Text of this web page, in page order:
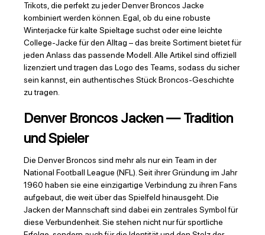
Trikots, die perfekt zu jeder Denver Broncos Jacke
kombiniert werden können. Egal, ob du eine robuste
Winterjacke für kalte Spieltage suchst oder eine leichte
College-Jacke für den Alltag – das breite Sortiment bietet für
jeden Anlass das passende Modell. Alle Artikel sind offiziell
lizenziert und tragen das Logo des Teams, sodass du sicher
sein kannst, ein authentisches Stück Broncos-Geschichte
zu tragen.
Denver Broncos Jacken — Tradition
und Spieler
Die Denver Broncos sind mehr als nur ein Team in der
National Football League (NFL). Seit ihrer Gründung im Jahr
1960 haben sie eine einzigartige Verbindung zu ihren Fans
aufgebaut, die weit über das Spielfeld hinausgeht. Die
Jacken der Mannschaft sind dabei ein zentrales Symbol für
diese Verbundenheit. Sie stehen nicht nur für sportliche